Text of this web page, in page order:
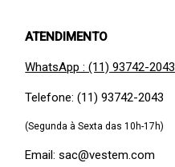
ATENDIMENTO
WhatsApp : (11) 93742-2043
Telefone: (11) 93742-2043
(Segunda à Sexta das 10h-17h)
Email: sac@vestem.com